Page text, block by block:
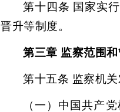
第十四条 国家实
晋升等制度。
第三章 监察范围
第十五条 监察机
（一）中国共产